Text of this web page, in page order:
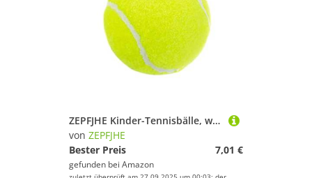
ZEPFJHE Kinder-Tennisbälle, weich, elastisch, niedrige Kompression, drucklos, Massen-Trainingsgeräte, Outdoor, Jugendliche, Anfänger, Übungsgummi, für Kinder und Erwachsene, Training, hohe
von ZEPFJHE
Bester Preis
7,01 €
gefunden bei Amazon